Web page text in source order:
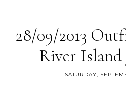
28/09/2013
River
SATURDAY,